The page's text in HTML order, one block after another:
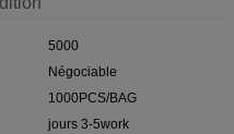
5000
Négociable
1000PCS/BAG
jours 3-5work